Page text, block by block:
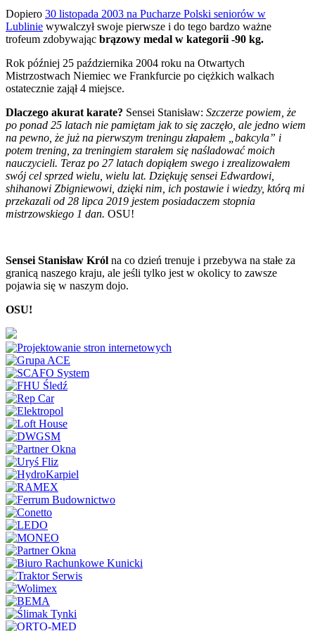
Dopiero 30 listopada 2003 na Pucharze Polski seniorów w
Lublinie wywalczył swoje pierwsze i do tego bardzo ważne
trofeum zdobywając brązowy medal w kategorii -90 kg.
Rok później 25 października 2004 roku na Otwartych
Mistrzostwach Niemiec we Frankfurcie po ciężkich walkach
ostatecznie zajął 4 miejsce.
Dlaczego akurat karate? Sensei Stanisław: Szczerze powiem, że
po ponad 25 latach nie pamiętam jak to się zaczęło, ale jedno wiem
na pewno, że już na pierwszym treningu złapałem „bakcyla” i
potem trening, za treningiem starałem się naśladować moich
nauczycieli. Teraz po 27 latach dopiąłem swego i zrealizowałem
swój cel sprzed wielu, wielu lat. Dziękuję sensei Edwardowi,
shihanowi Zbigniewowi, dzięki nim, ich postawie i wiedzy, którą mi
przekazali od 28 lipca 2019 jestem posiadaczem stopnia
mistrzowskiego 1 dan. OSU!
Sensei Stanisław Król na co dzień trenuje i przebywa na stałe za
granicą naszego kraju, ale jeśli tylko jest w okolicy to zawsze
pojawia się w naszym dojo.
OSU!